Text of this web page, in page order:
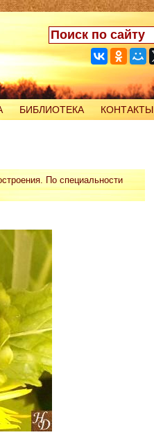
БИБЛИОТЕКА КОНТАКТЫ
По специальности